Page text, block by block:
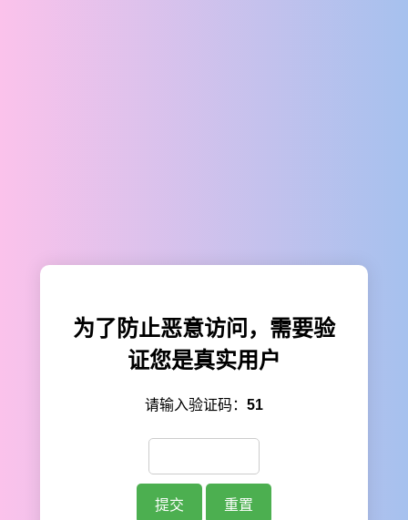
为了防止恶意访问，需要验
证您是真实用户
请输入验证码： 51
提交 重置